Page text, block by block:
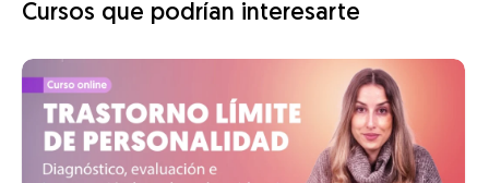
Cursos que podrían interesarte